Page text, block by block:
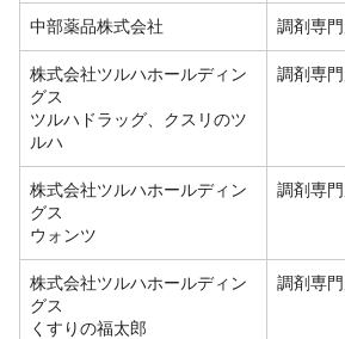
中部薬品株式会社 調剤専
株式会社ツルハホールディン
グス
ツルハドラッグ、クスリのツ
ルハ
調剤専
株式会社ツルハホールディン
グス
ウォンツ
調剤専
株式会社ツルハホールディン
グス
くすりの福太郎
調剤専